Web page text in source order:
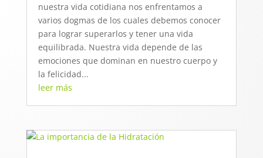
nuestra vida cotidiana nos enfrentamos a
varios dogmas de los cuales debemos conocer
para lograr superarlos y tener una vida
equilibrada. Nuestra vida depende de las
emociones que dominan en nuestro cuerpo y
la felicidad...
leer más